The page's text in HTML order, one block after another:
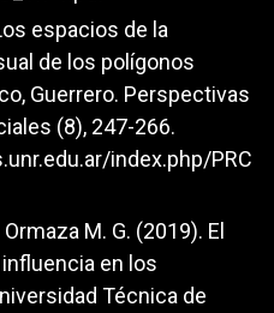
espacios de la
de los polígonos
Guerrero. Perspectivas
(8), 247-266.
index.php/PRC
M. G. (2019). El
en los
Técnica de